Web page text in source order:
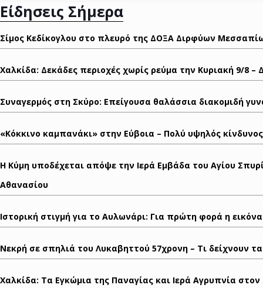
Είδησεις Σήμερα
Σίμος Κεδίκογλου στο πλευρό της ΔΟΞΑ Διρφύων
Χαλκίδα: Δεκάδες περιοχές χωρίς ρεύμα την Κυριακή 9/8 –
Συναγερμός στη Σκύρο: Επείγουσα θαλάσσια διακομιδή
«Κόκκινο καμπανάκι» στην Εύβοια – Πολύ υψηλός
Η Κύμη υποδέχεται απόψε την Ιερά Εμβάδα του Αγίου
Αθανασίου
Ιστορική στιγμή για το Αυλωνάρι: Για πρώτη φορά η
Νεκρή σε σπηλιά του Λυκαβηττού 57χρονη – Τι δείχνουν
Χαλκίδα: Τα Εγκώμια της Παναγίας και Ιερά Αγρυπνία